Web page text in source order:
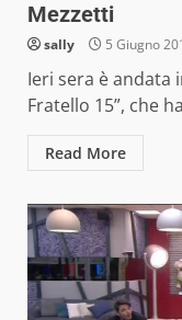
Mezzetti
sally 5 Giugno
Ieri sera è andata
Fratello 15”, che
Read More